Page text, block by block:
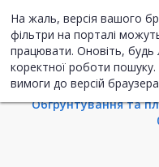
На жаль, версія вашого
фільтри на порталі
працювати. Оновіть, будь
коректної роботи пошуку.
вимоги до версій
Обгрунтування та